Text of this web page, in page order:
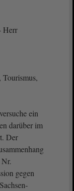
Herr
ein
darüber im
Der
gegen